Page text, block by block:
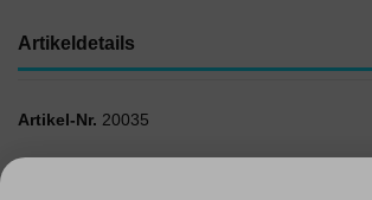
Artikeldetails
Artikel-Nr. 20035